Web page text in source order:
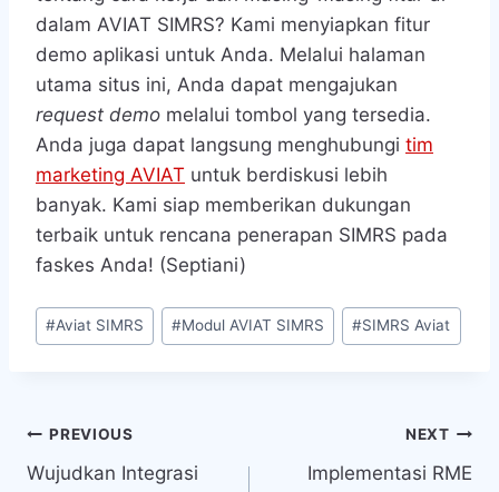
dalam AVIAT SIMRS? Kami menyiapkan fitur
demo aplikasi untuk Anda. Melalui halaman
utama situs ini, Anda dapat mengajukan
request demo melalui tombol yang tersedia.
Anda juga dapat langsung menghubungi tim
marketing AVIAT untuk berdiskusi lebih
banyak. Kami siap memberikan dukungan
terbaik untuk rencana penerapan SIMRS pada
faskes Anda! (Septiani)
Post
Tags:
#Aviat SIMRS #Modul AVIAT SIMRS #SIMRS Aviat
Navigasi
PREVIOUS
Wujudkan Integrasi
NEXT
Implementasi RME